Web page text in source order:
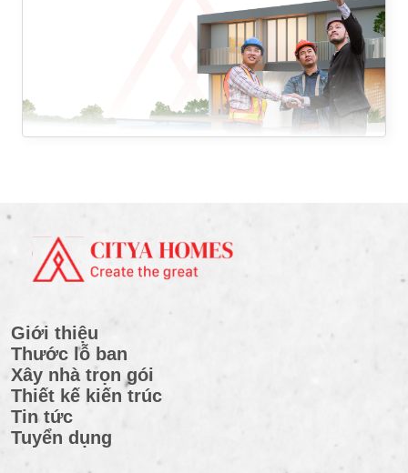
Giới thiệu
Thước lỗ ban
Xây nhà trọn gói
Thiết kế kiến trúc
Tin tức
Tuyển dụng